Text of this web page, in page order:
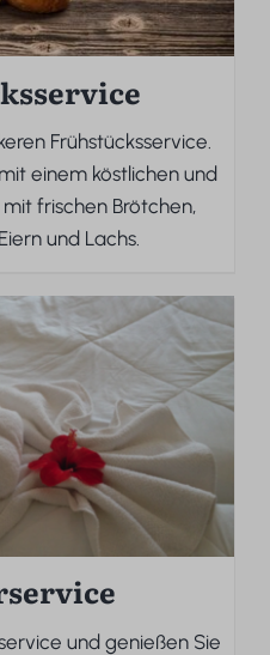
Frühstücksservice.
einem köstlichen und
frischen Brötchen,
und Lachs.
und genießen Sie